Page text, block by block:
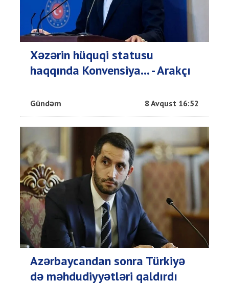
Xəzərin hüquqi statusu
haqqında Konvensiya... - Arakçı
Gündəm 8 Avqust 16:52
Azərbaycandan sonra Türkiyə
də məhdudiyyətləri qaldırdı